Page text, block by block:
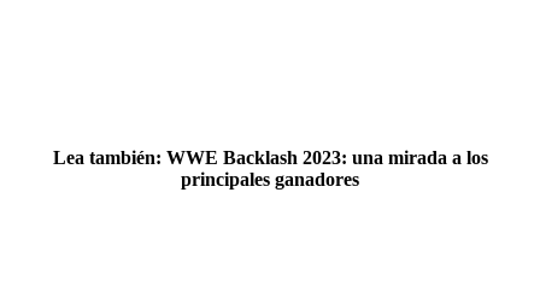
Lea también: WWE Backlash 2023: una mirada a los
principales ganadores